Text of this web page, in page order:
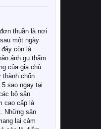
thuần là nơi
một ngày
còn là
ánh gu thẩm
của gia chủ.
thành chốn
sao ngay tại
bộ sản
cao cấp là
Những sản
lại cảm